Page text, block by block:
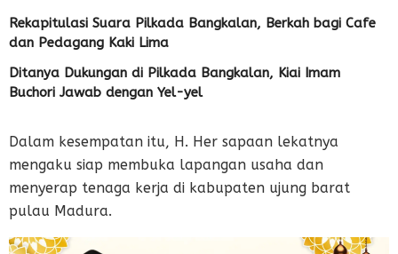
Rekapitulasi Suara Pilkada Bangkalan, Berkah bagi Cafe
dan Pedagang Kaki Lima
Ditanya Dukungan di Pilkada Bangkalan, Kiai Imam
Buchori Jawab dengan Yel-yel
Dalam kesempatan itu, H. Her sapaan lekatnya
mengaku siap membuka lapangan usaha dan
menyerap tenaga kerja di kabupaten ujung barat
pulau Madura.